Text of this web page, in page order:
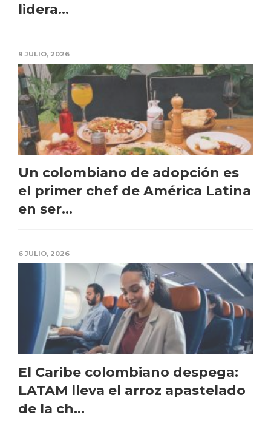
lidera...
9 JULIO, 2026
Un colombiano de adopción es
el primer chef de América Latina
en ser...
6 JULIO, 2026
El Caribe colombiano despega:
LATAM lleva el arroz apastelado
de la ch...